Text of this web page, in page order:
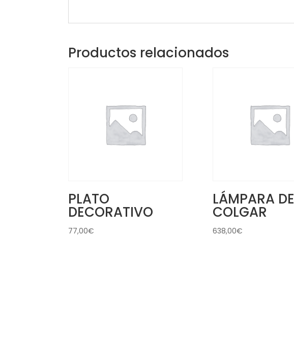
Productos relacionados
PLATO
DECORATIVO
77,00€
LÁMPARA DE
COLGAR
638,00€